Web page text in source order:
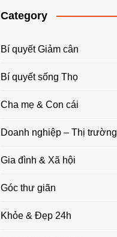
Category
Bí quyết Giảm cân
Bí quyết sống Thọ
Cha mẹ & Con cái
Doanh nghiệp – Thị trường
Gia đình & Xã hội
Góc thư giãn
Khỏe & Đẹp 24h